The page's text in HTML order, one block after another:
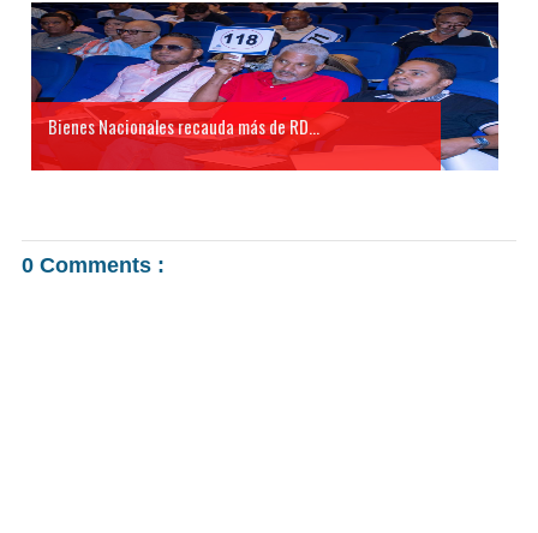
Bienes Nacionales recauda más de RD...
0 Comments :